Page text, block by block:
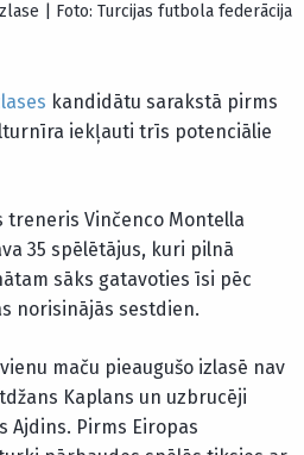
| Foto: Turcijas futbola federācija
kandidātu sarakstā pirms
iekļauti trīs potenciālie
treneris Vinčenco Montella
35 spēlētājus, kuri pilnā
sāks gatavoties īsi pēc
norisinājās sestdien.
maču pieaugušo izlasē nav
Kaplans un uzbrucēji
Ajdins. Pirms Eiropas